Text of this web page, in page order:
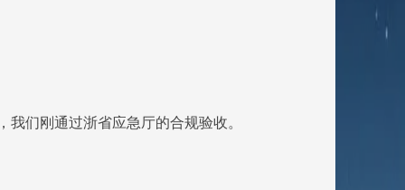
我们刚通过浙省应急厅的合规验收。